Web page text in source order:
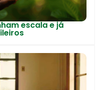
escala e já